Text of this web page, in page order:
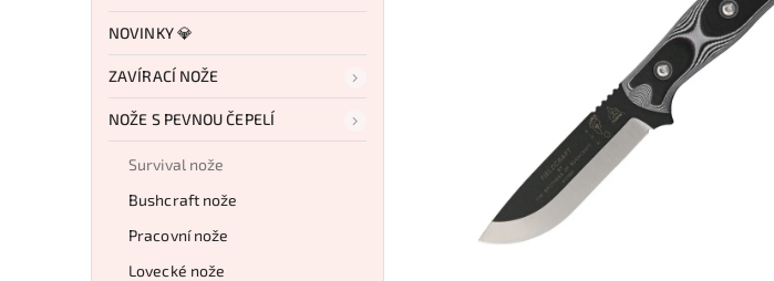
NOVINKY 💎
ZAVÍRACÍ NOŽE
NOŽE S PEVNOU ČEPELÍ
Survival nože
Bushcraft nože
Pracovní nože
Lovecké nože